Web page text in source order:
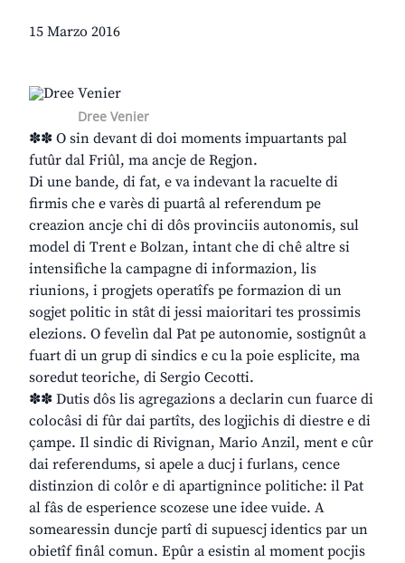
15 Marzo 2016
Dree Venier
✽✽ O sin devant di doi moments impuartants pal
futûr dal Friûl, ma ancje de Regjon.
Di une bande, di fat, e va indevant la racuelte di
firmis che e varès di puartâ al referendum pe
creazion ancje chi di dôs provinciis autonomis, sul
model di Trent e Bolzan, intant che di chê altre si
intensifiche la campagne di informazion, lis
riunions, i progjets operatîfs pe formazion di un
sogjet politic in stât di jessi maioritari tes prossimis
elezions. O fevelìn dal Pat pe autonomie, sostignût a
fuart di un grup di sindics e cu la poie esplicite, ma
soredut teoriche, di Sergio Cecotti.
✽✽ Dutis dôs lis agregazions a declarin cun fuarce di
colocâsi di fûr dai partîts, des logjichis di diestre e di
çampe. Il sindic di Rivignan, Mario Anzil, ment e cûr
dai referendums, si apele a ducj i furlans, cence
distinzion di colôr e di apartignince politiche: il Pat
al fâs de esperience scozese une idee vuide. A
somearessin duncje partî di supuescj identics par un
obietîf finâl comun. Epûr a esistin al moment pocjis